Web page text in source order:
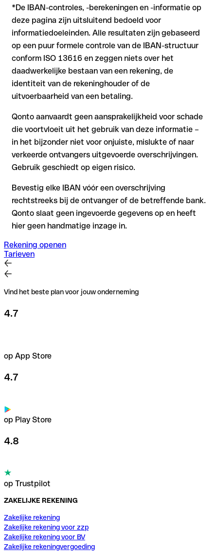
*De IBAN-controles, -berekeningen en -informatie op
deze pagina zijn uitsluitend bedoeld voor
informatiedoeleinden. Alle resultaten zijn gebaseerd
op een puur formele controle van de IBAN-structuur
conform ISO 13616 en zeggen niets over het
daadwerkelijke bestaan van een rekening, de
identiteit van de rekeninghouder of de
uitvoerbaarheid van een betaling.
Qonto aanvaardt geen aansprakelijkheid voor schade
die voortvloeit uit het gebruik van deze informatie –
in het bijzonder niet voor onjuiste, mislukte of naar
verkeerde ontvangers uitgevoerde overschrijvingen.
Gebruik geschiedt op eigen risico.
Bevestig elke IBAN vóór een overschrijving
rechtstreeks bij de ontvanger of de betreffende bank.
Qonto slaat geen ingevoerde gegevens op en heeft
hier geen handmatige inzage in.
Rekening openen
Tarieven
Vind het beste plan voor jouw onderneming
4.7
op App Store
4.7
op Play Store
4.8
op Trustpilot
ZAKELIJKE REKENING
Zakelijke rekening
Zakelijke rekening voor zzp
Zakelijke rekening voor BV
Zakelijke rekeningvergoeding